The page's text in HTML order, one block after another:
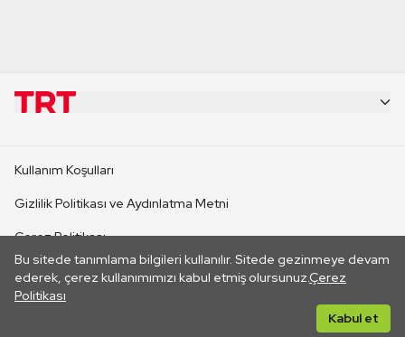
Bu sitede tanımlama bilgileri kullanılır. Sitede gezinmeye devam
ederek, çerez kullanımımızı kabul etmiş olursunuz.Çerez
Politikası
Kabul et
CANLI YAYINLAR
Kullanım Koşulları
Gizlilik Politikası ve Aydınlatma Metni
Çerez Politikası
İletişim
Her hakkı saklıdır. ©2026 TRT. Bağlantı yoluyla gidilen dış